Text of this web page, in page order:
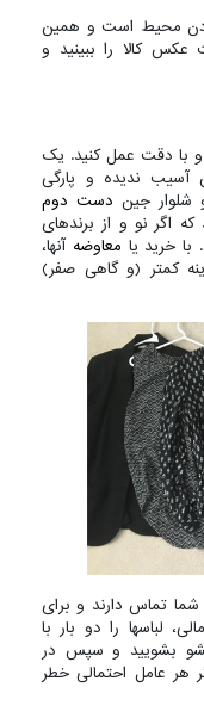
محیط است و همین
عکس کالا را ببینید و
و با دقت عمل کنید. یک
آسیب ندیده و پارگی
شلوار جین دست دوم
اگر نو و از برندهای
با خرید یا معاوضه آنها،
کمتر (و گاهی صفر)
تماس دارند و برای
لباسها را دو بار با
بشویید و سپس در
هر عامل احتمالی خطر